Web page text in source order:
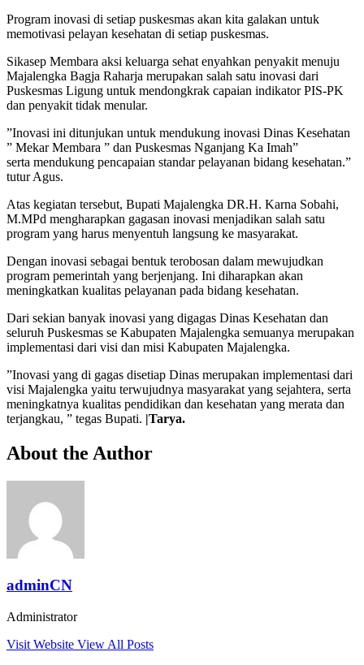
Program inovasi di setiap puskesmas akan kita galakan untuk
memotivasi pelayan kesehatan di setiap puskesmas.
Sikasep Membara aksi keluarga sehat enyahkan penyakit menuju
Majalengka Bagja Raharja merupakan salah satu inovasi dari
Puskesmas Ligung untuk mendongkrak capaian indikator PIS-PK
dan penyakit tidak menular.
”Inovasi ini ditunjukan untuk mendukung inovasi Dinas Kesehatan
” Mekar Membara ” dan Puskesmas Nganjang Ka Imah”
serta mendukung pencapaian standar pelayanan bidang kesehatan.”
tutur Agus.
Atas kegiatan tersebut, Bupati Majalengka DR.H. Karna Sobahi,
M.MPd mengharapkan gagasan inovasi menjadikan salah satu
program yang harus menyentuh langsung ke masyarakat.
Dengan inovasi sebagai bentuk terobosan dalam mewujudkan
program pemerintah yang berjenjang. Ini diharapkan akan
meningkatkan kualitas pelayanan pada bidang kesehatan.
Dari sekian banyak inovasi yang digagas Dinas Kesehatan dan
seluruh Puskesmas se Kabupaten Majalengka semuanya merupakan
implementasi dari visi dan misi Kabupaten Majalengka.
”Inovasi yang di gagas disetiap Dinas merupakan implementasi dari
visi Majalengka yaitu terwujudnya masyarakat yang sejahtera, serta
meningkatnya kualitas pendidikan dan kesehatan yang merata dan
terjangkau, ” tegas Bupati. |Tarya.
About the Author
adminCN
Administrator
Visit Website View All Posts